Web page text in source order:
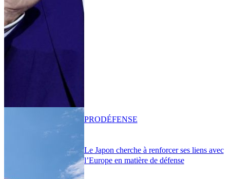
Le Japon cherche à renforcer ses liens avec
l’Europe en matière de défense
PRODÉFENSE